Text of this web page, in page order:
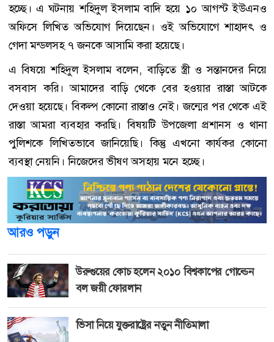
হচ্ছে। এ ঘটনায় শহিদুল ইসলাম বাদি হয়ে ১০ আগস্ট ইউএনও
অফিসে লিখিত অভিযোগ দিয়েছেন। ওই অভিযোগে শাহাদৎ ও
গেদা মন্ডলসহ ৭ জনকে আসামি করা হয়েছে।
এ বিষয়ে শহিদুল ইসলাম বলেন, বাড়িতে স্ত্রী ও সন্তানদের নিয়ে
বসবাস করি। আমাদের বাড়ি থেকে বের হওয়ার রাস্তা আটকে
দেওয়া হয়েছে। বিকল্প কোনো রাস্তাও নেই। জন্মের পর থেকে এই
রাস্তা আমরা ব্যবহার করছি। বিষয়টি উপজেলা প্রশানস ও থানা
পুলিশকে লিখিতভাবে জানিয়েছি। কিন্তু এখনো কার্যকর কোনো
ব্যবস্থা নেয়নি। নিজেদের ভীষণ অসহায় মনে হচ্ছে।
আরও পড়ুন
উরুগুয়ের কোচ হলেন ২০১০ বিশ্বকাপের গোল্ডেন
বল জয়ী ফোরলান
ভিসা নিয়ে যুক্তরাষ্ট্রের নতুন নীতিমালা